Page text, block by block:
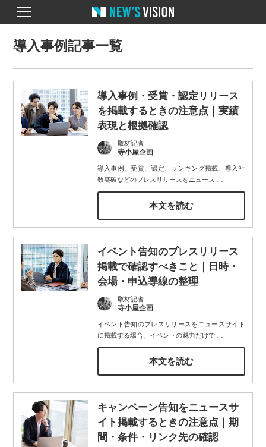
導入事例記事一覧
導入事例・受賞・認定リリース
を掲載するときの注意点｜実績
表現と根拠確認
取材記者
寺小屋企画
導入事例、受賞、認定、ランキング掲載、導入社
数突破などのプレスリリースをニュース
本文を読む
イベント告知のプレスリリース
掲載で確認すべきこと｜日時・
会場・申込導線の整理
取材記者
寺小屋企画
イベント告知のプレスリリースをニュースサイト
に掲載する場合、イベントの魅力だけで…
本文を読む
キャンペーン告知をニュースサ
イト掲載するときの注意点｜期
間・条件・リンク先の確認